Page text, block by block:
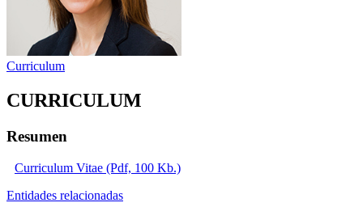
Curriculum
CURRICULUM
Resumen
Curriculum Vitae (Pdf, 100 Kb.)
Entidades relacionadas